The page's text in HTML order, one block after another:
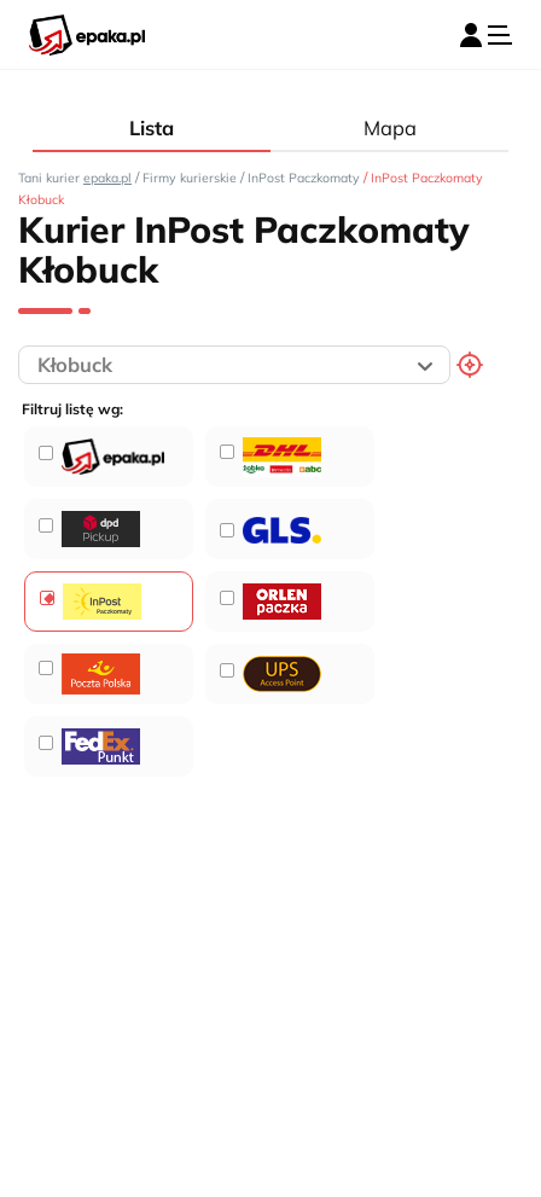
Lista Mapa
Tani kurier epaka.pl / Firmy kurierskie / InPost Paczkomaty / InPost Paczkomaty
Kłobuck
Kurier InPost Paczkomaty
Kłobuck
Filtruj listę wg: